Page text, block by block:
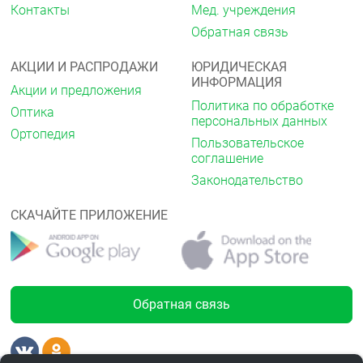
3 года. Не применять по истечении срока годности.
Без рецепта.
Контакты
Мед. учреждения
Обратная связь
АКЦИИ И РАСПРОДАЖИ
Акции и предложения
Оптика
Ортопедия
ЮРИДИЧЕСКАЯ
ИНФОРМАЦИЯ
Политика по обработке
персональных данных
Пользовательское
соглашение
Законодательство
СКАЧАЙТЕ ПРИЛОЖЕНИЕ
Обратная связь